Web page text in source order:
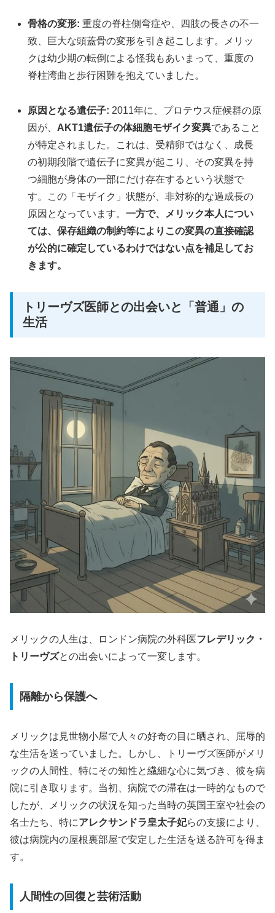
骨格の変形: 重度の脊柱側弯症や、四肢の長さの不一
致、巨大な頭蓋骨の変形を引き起こします。メリッ
クは幼少期の転倒による怪我もあいまって、重度の
脊柱湾曲と歩行困難を抱えていました。
原因となる遺伝子: 2011年に、プロテウス症候群の原
因が、 AKT1遺伝子の体細胞モザイク変異であること
が特定されました。これは、受精卵ではなく、成長
の初期段階で遺伝子に変異が起こり、その変異を持
つ細胞が身体の一部にだけ存在するという状態で
す。この「モザイク」状態が、非対称的な過成長の
原因となっています。一方で、メリック本人につい
ては、保存組織の制約等によりこの変異の直接確認
が公的に確定しているわけではない点を補足してお
きます。
トリーヴズ医師との出会いと「普通」の
生活
メリックの人生は、ロンドン病院の外科医フレデリック・
トリーヴズとの出会いによって一変します。
隔離から保護へ
メリックは見世物小屋で人々の好奇の目に晒され、屈辱的
な生活を送っていました。しかし、トリーヴズ医師がメリ
ックの人間性、特にその知性と繊細な心に気づき、彼を病
院に引き取ります。当初、病院での滞在は一時的なもので
したが、メリックの状況を知った当時の英国王室や社会の
名士たち、特にアレクサンドラ皇太子妃らの支援により、
彼は病院内の屋根裏部屋で安定した生活を送る許可を得ま
す。
人間性の回復と芸術活動